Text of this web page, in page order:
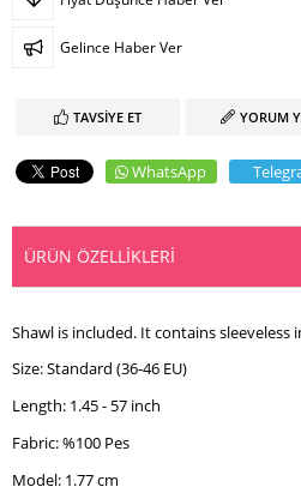
Gelince Haber Ver
TAVSIYE ET YORUM
WhatsApp
ÜRÜN ÖZELLIKLERI
Shawl is included. It contains sleeveless
Size: Standard (36-46 EU)
Length: 1.45 - 57 inch
Fabric: %100 Pes
Model: 1.77 cm